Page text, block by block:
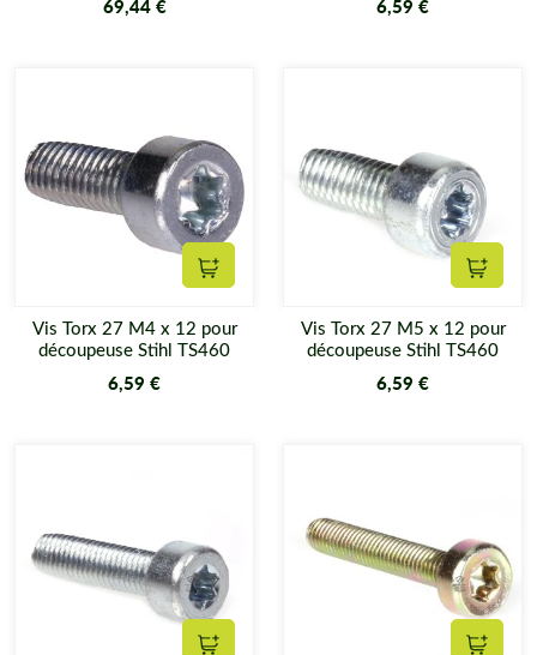
69,44 € 6,59 €
Ajouter au panier
Vis Torx 27 M4 x 12 pour
découpeuse Stihl TS460
6,59 €
Vis Torx 27 M5 x 12 pour
découpeuse Stihl TS460
6,59 €